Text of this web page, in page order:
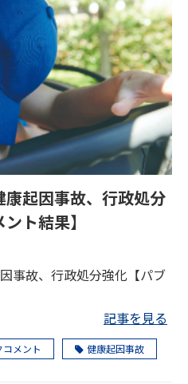
起因事故、行政処分
ト結果】
事故、行政処分強化【パブ
記事を見る
メント 健康起因事故